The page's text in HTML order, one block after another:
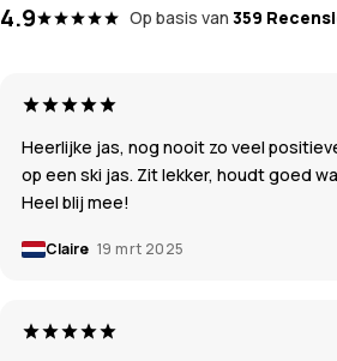
4.9 Op basis van 359
Heerlijke jas, nog nooit zo veel
op een ski jas. Zit lekker, houdt goed
Heel blij mee!
Claire 19 mrt 2025